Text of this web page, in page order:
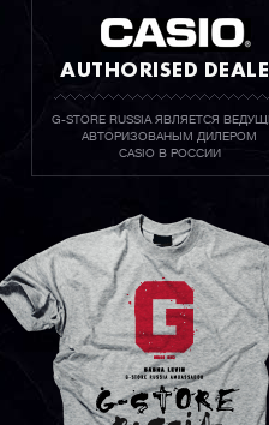
AUTHORISED
G-STORE RUSSIA ЯВЛЯЕТСЯ
АВТОРИЗОВАНЫМ ДИЛЕРОМ
CASIO В РОССИИ